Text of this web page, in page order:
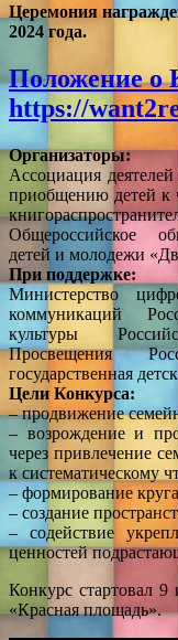
Церемония
2024 года.
Положение о
https://
Организаторы:
Ассоциация
приобщению детей к
Общероссийское
детей и молодежи
При поддержке:
Министерство
коммуникаций
культуры
Просвещения
государственная
Цели Конкурса:
– продвижение
– возрождение и
через привлечение
к систематическому
– формирование
– создание
– содействие
ценностей
Конкурс стартовал
«Красная площадь».